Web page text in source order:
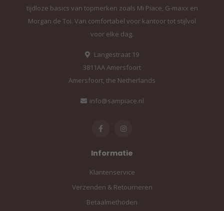
tijdloze basics van topmerken zoals Mi Piace, G-maxx en
Morgan de Toi. Van comfortabel voor kantoor tot stijlvol
voor elke dag.
Langestraat 19
3811AA Amersfoort
Amersfoort, the Netherlands
info@sampiace.nl
Informatie
Klantenservice
Verzenden & Retourneren
Betaalmethoden